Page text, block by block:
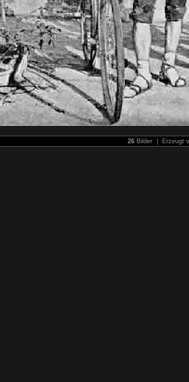
26 Bilder | Erzeugt